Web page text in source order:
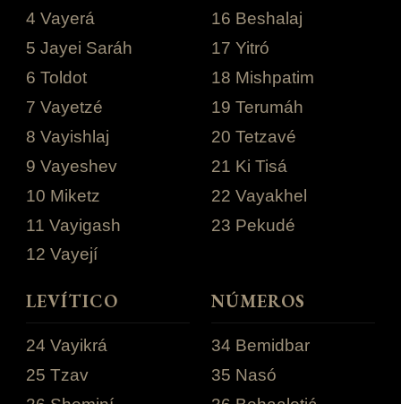
4 Vayerá
5 Jayei Saráh
6 Toldot
7 Vayetzé
8 Vayishlaj
9 Vayeshev
10 Miketz
11 Vayigash
12 Vayejí
16 Beshalaj
17 Yitró
18 Mishpatim
19 Terumáh
20 Tetzavé
21 Ki Tisá
22 Vayakhel
23 Pekudé
LEVÍTICO
24 Vayikrá
25 Tzav
NÚMEROS
34 Bemidbar
35 Nasó